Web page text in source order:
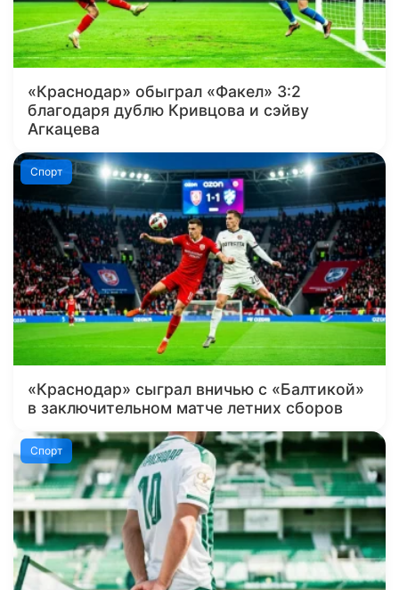
«Краснодар» обыграл «Факел» 3:2
благодаря дублю Кривцова и сэйву
Агкацева
Спорт
«Краснодар» сыграл вничью с «Балтикой»
в заключительном матче летних сборов
Спорт